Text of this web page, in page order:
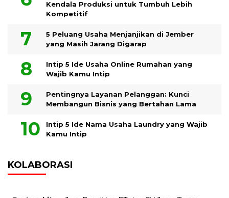
Kendala Produksi untuk Tumbuh Lebih
Kompetitif
5 Peluang Usaha Menjanjikan di Jember
yang Masih Jarang Digarap
Intip 5 Ide Usaha Online Rumahan yang
Wajib Kamu Intip
Pentingnya Layanan Pelanggan: Kunci
Membangun Bisnis yang Bertahan Lama
Intip 5 Ide Nama Usaha Laundry yang Wajib
Kamu Intip
KOLABORASI